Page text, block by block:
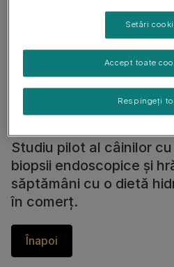
Studiu pilot al câinilor
biopsii endoscopice și
săptămâni cu o dietă
în comerț.
Înapoi
Setări
Respingeți
Accept toate